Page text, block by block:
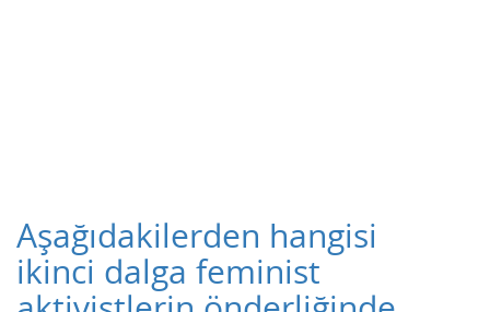
Aşağıdakilerden hangisi
ikinci dalga feminist